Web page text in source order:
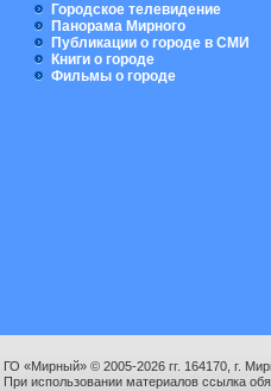
Городское телевидение
Панорама Мирного
Публикации о городе в СМИ
Книги о городе
Фильмы о городе
ГО «Мирный» © 2005-2026 гг. 164170, г.
При использовании материалов ссылка